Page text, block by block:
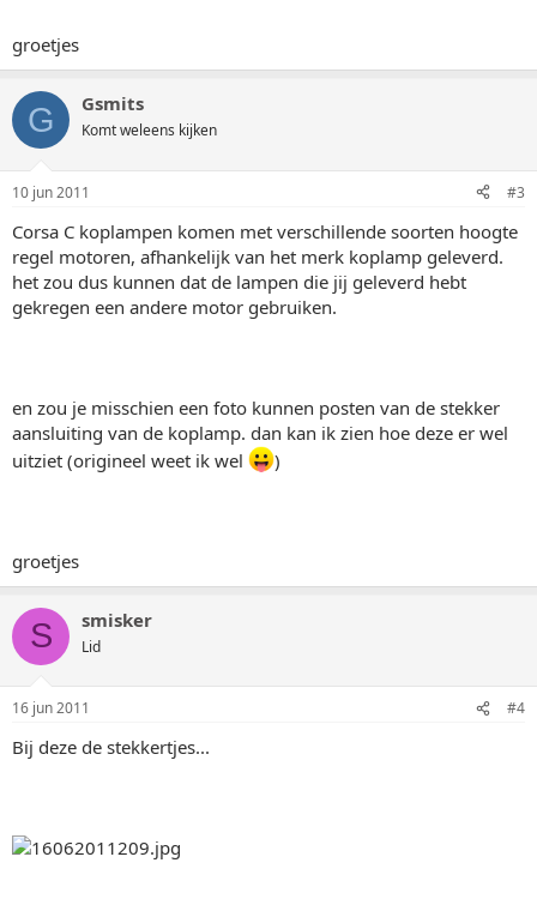
groetjes
G Gsmits
Komt weleens kijken
10 jun 2011 #3
Corsa C koplampen komen met verschillende soorten hoogte
regel motoren, afhankelijk van het merk koplamp geleverd.
het zou dus kunnen dat de lampen die jij geleverd hebt
gekregen een andere motor gebruiken.
en zou je misschien een foto kunnen posten van de stekker
aansluiting van de koplamp. dan kan ik zien hoe deze er wel
uitziet (origineel weet ik wel
)
groetjes
S smisker
Lid
16 jun 2011 #4
Bij deze de stekkertjes...